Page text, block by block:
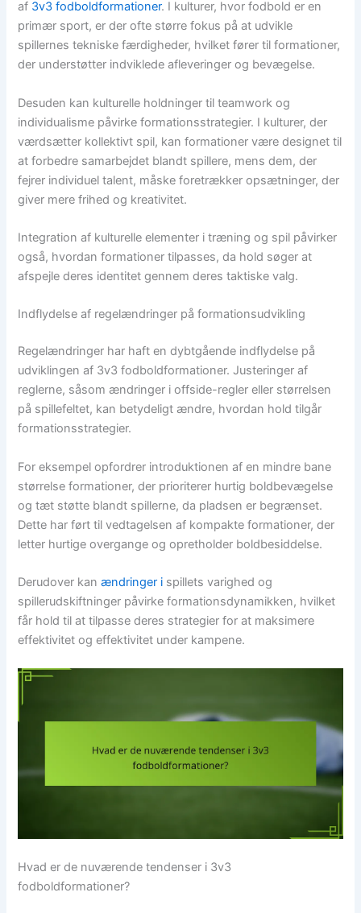
af 3v3 fodboldformationer. I kulturer, hvor fodbold er en
primær sport, er der ofte større fokus på at udvikle
spillernes tekniske færdigheder, hvilket fører til formationer,
der understøtter indviklede afleveringer og bevægelse.
Desuden kan kulturelle holdninger til teamwork og
individualisme påvirke formationsstrategier. I kulturer, der
værdsætter kollektivt spil, kan formationer være designet til
at forbedre samarbejdet blandt spillere, mens dem, der
fejrer individuel talent, måske foretrækker opsætninger, der
giver mere frihed og kreativitet.
Integration af kulturelle elementer i træning og spil påvirker
også, hvordan formationer tilpasses, da hold søger at
afspejle deres identitet gennem deres taktiske valg.
Indflydelse af regelændringer på formationsudvikling
Regelændringer har haft en dybtgående indflydelse på
udviklingen af 3v3 fodboldformationer. Justeringer af
reglerne, såsom ændringer i offside-regler eller størrelsen
på spillefeltet, kan betydeligt ændre, hvordan hold tilgår
formationsstrategier.
For eksempel opfordrer introduktionen af en mindre bane
størrelse formationer, der prioriterer hurtig boldbevægelse
og tæt støtte blandt spillerne, da pladsen er begrænset.
Dette har ført til vedtagelsen af kompakte formationer, der
letter hurtige overgange og opretholder boldbesiddelse.
Derudover kanændringer i spillets varighed og
spillerudskiftninger påvirke formationsdynamikken, hvilket
får hold til at tilpasse deres strategier for at maksimere
effektivitet og effektivitet under kampene.
Hvad er de nuværende tendenser i 3v3
fodboldformationer?